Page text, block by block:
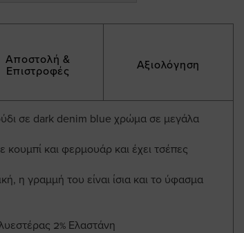
Αποστολή &
Επιστροφές
Αξιολόγηση
σε dark denim blue χρώμα σε μεγάλα
κουμπί και φερμουάρ και έχει τσέπες
η γραμμή του είναι ίσια και το ύφασμα
2% Ελαστάνη